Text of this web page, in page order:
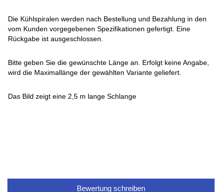
Die Kühlspiralen werden nach Bestellung und Bezahlung in den
vom Kunden vorgegebenen Spezifikationen gefertigt. Eine
Rückgabe ist ausgeschlossen.
Bitte geben Sie die gewünschte Länge an. Erfolgt keine Angabe,
wird die Maximallänge der gewählten Variante geliefert.
Das Bild zeigt eine 2,5 m lange Schlange
Bewertung schreiben